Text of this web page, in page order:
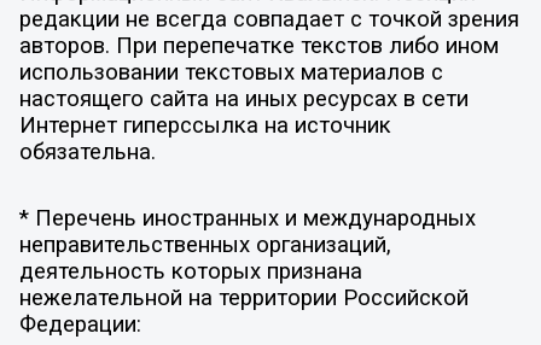
редакции не всегда совпадает с точкой зрения
авторов. При перепечатке текстов либо ином
использовании текстовых материалов с
настоящего сайта на иных ресурсах в сети
Интернет гиперссылка на источник
обязательна.
* Перечень иностранных и международных
неправительственных организаций,
деятельность которых признана
нежелательной на территории Российской
Федерации: